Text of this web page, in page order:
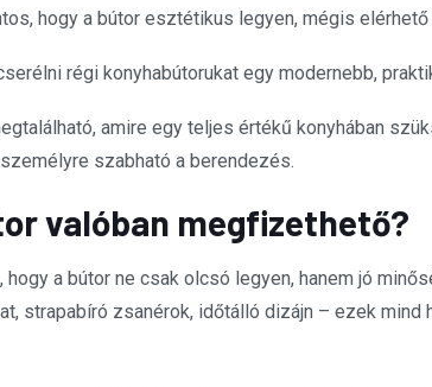
hogy a bútor esztétikus legyen, mégis
régi konyhabútorukat egy modernebb,
amire egy teljes értékű konyhában
szabható a berendezés.
valóban megfizethető?
a bútor ne csak olcsó legyen, hanem jó
strapabíró zsanérok, időtálló dizájn – ezek